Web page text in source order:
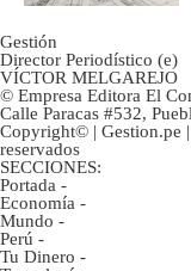
Gestión
Director Periodístico (e)
VÍCTOR MELGAREJO
© Empresa Editora El
Calle Paracas #532,
Copyright© | Gestion.pe
reservados
SECCIONES:
Portada -
Economía -
Mundo -
Perú -
Tu Dinero -